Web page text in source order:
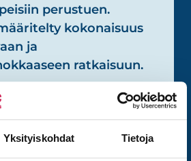
Yksityiskohdat Tietoja
perustuen.
kokonaisuus
ja
ratkaisuun.
tuki
varmistavat, että